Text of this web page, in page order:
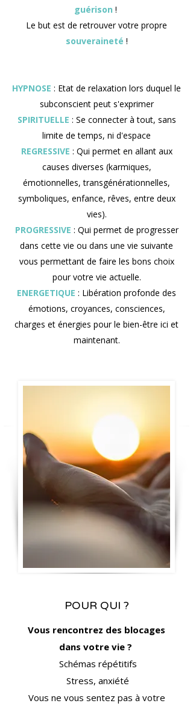
guérison !
Le but est de retrouver votre propre
souveraineté !
HYPNOSE : Etat de relaxation lors duquel le
subconscient peut s'exprimer
SPIRITUELLE : Se connecter à tout, sans
limite de temps, ni d'espace
REGRESSIVE : Qui permet en allant aux
causes diverses (karmiques,
émotionnelles, transgénérationnelles,
symboliques, enfance, rêves, entre deux
vies).
PROGRESSIVE : Qui permet de progresser
dans cette vie ou dans une vie suivante
vous permettant de faire les bons choix
pour votre vie actuelle.
ENERGETIQUE : Libération profonde des
émotions, croyances, consciences,
charges et énergies pour le bien-être ici et
maintenant.
POUR QUI ?
Vous rencontrez des blocages
dans votre vie ?
Schémas répétitifs
Stress, anxiété
Vous ne vous sentez pas à votre